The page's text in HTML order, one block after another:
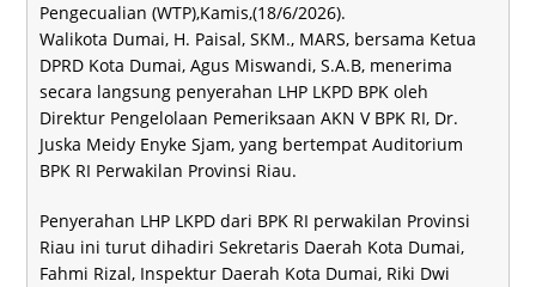
Pengecualian (WTP),Kamis,(18/6/2026).
Walikota Dumai, H. Paisal, SKM., MARS, bersama Ketua
DPRD Kota Dumai, Agus Miswandi, S.A.B, menerima
secara langsung penyerahan LHP LKPD BPK oleh
Direktur Pengelolaan Pemeriksaan AKN V BPK RI, Dr.
Juska Meidy Enyke Sjam, yang bertempat Auditorium
BPK RI Perwakilan Provinsi Riau.
Penyerahan LHP LKPD dari BPK RI perwakilan Provinsi
Riau ini turut dihadiri Sekretaris Daerah Kota Dumai,
Fahmi Rizal, Inspektur Daerah Kota Dumai, Riki Dwi